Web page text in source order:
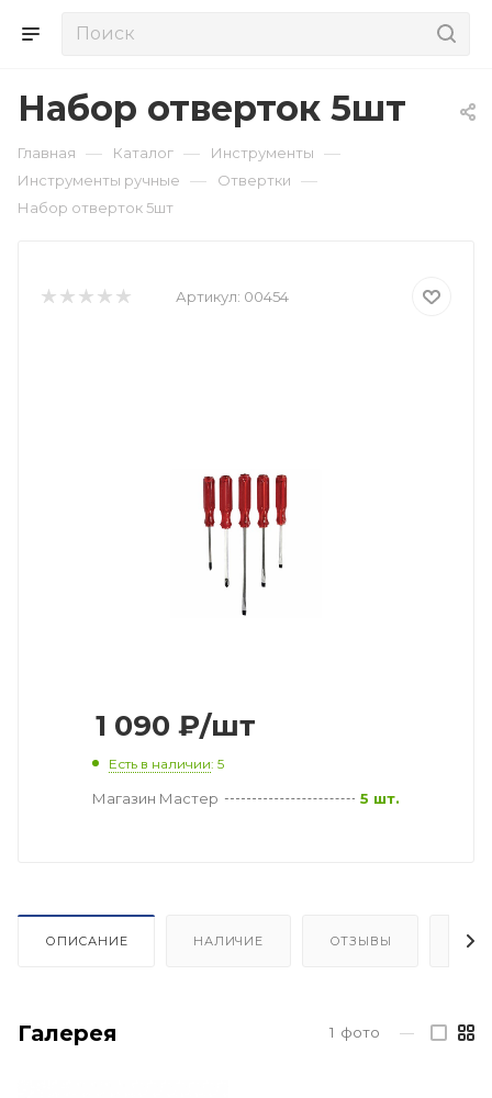
Набор отверток 5шт
Главная — Каталог — Инструменты —
Инструменты ручные — Отвертки —
Набор отверток 5шт
Артикул: 00454
1 090 ₽/шт
Есть в наличии: 5
Магазин Мастер 5 шт.
ОПИСАНИЕ НАЛИЧИЕ ОТЗЫВЫ
Галерея 1 фото —